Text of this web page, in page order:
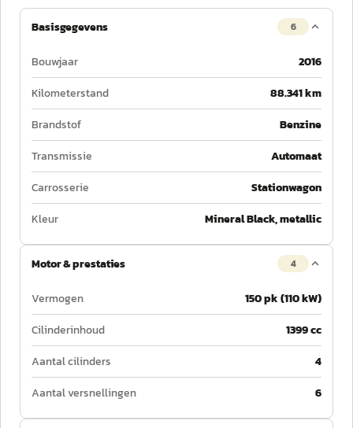
Basisgegevens 6
Bouwjaar
2016
Kilometerstand
88.341 km
Brandstof
Benzine
Transmissie
Automaat
Carrosserie
Stationwagon
Kleur
Mineral Black, metallic
Motor & prestaties 4
Vermogen
150 pk (110 kW)
Cilinderinhoud
1399 cc
Aantal cilinders
4
Aantal versnellingen
6